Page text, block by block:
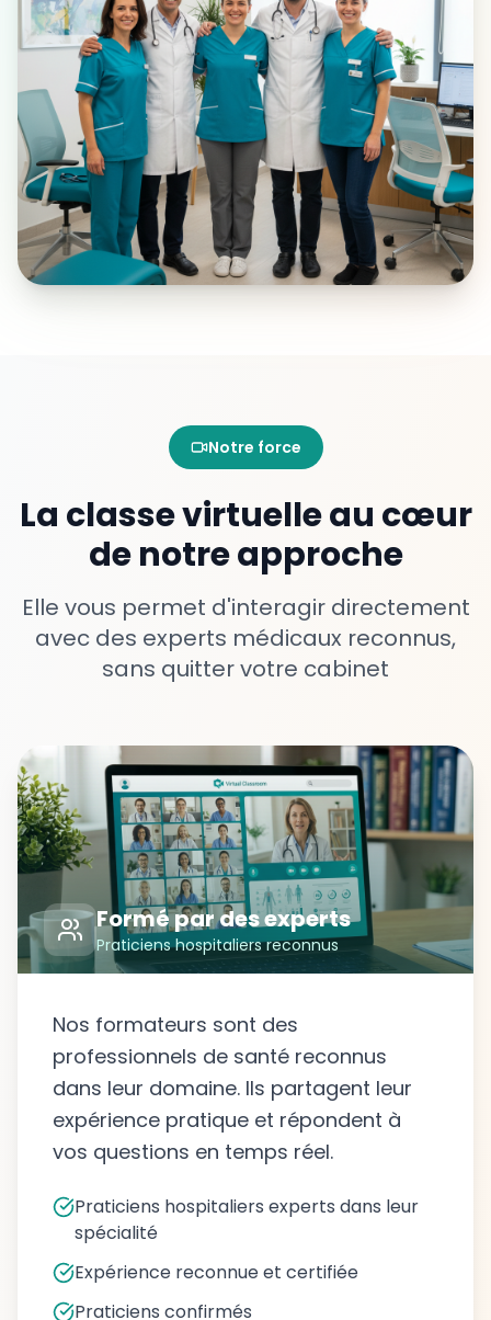
Notre force
La classe virtuelle au cœur
de notre approche
Elle vous permet d'interagir directement
avec des experts médicaux reconnus,
sans quitter votre cabinet
Formé par des experts
Praticiens hospitaliers reconnus
Nos formateurs sont des
professionnels de santé reconnus
dans leur domaine. Ils partagent leur
expérience pratique et répondent à
vos questions en temps réel.
Praticiens hospitaliers experts dans leur
spécialité
Expérience reconnue et certifiée
Praticiens confirmés